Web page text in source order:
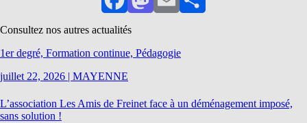
FacebookMastodon
EmailPartager
Consultez nos autres actualités
1er degré, Formation continue, Pédagogie
juillet 22, 2026 | MAYENNE
L’association Les Amis de Freinet face à un déménagement imposé,
sans solution !